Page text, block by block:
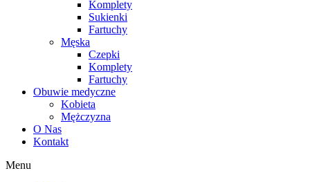
Komplety
Sukienki
Fartuchy
Męska
Czepki
Komplety
Fartuchy
Obuwie medyczne
Kobieta
Mężczyzna
O Nas
Kontakt
Menu